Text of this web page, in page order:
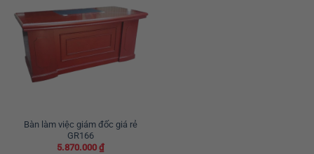
Bàn làm việc giám đốc giá rẻ
GR166
5.870.000 ₫